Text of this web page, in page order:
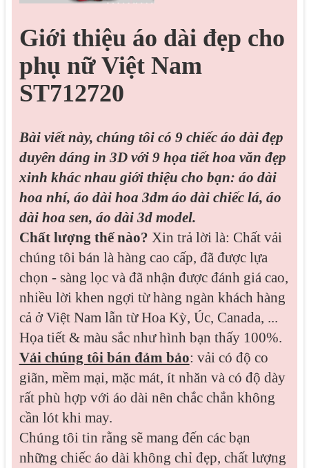
Giới thiệu áo dài đẹp cho
phụ nữ Việt Nam
ST712720
Bài viết này, chúng tôi có 9 chiếc áo dài đẹp
duyên dáng in 3D với 9 họa tiết hoa văn đẹp
xinh khác nhau giới thiệu cho bạn: áo dài
hoa nhí, áo dài hoa 3dm áo dài chiếc lá, áo
dài hoa sen, áo dài 3d model.
Chất lượng thế nào? Xin trả lời là: Chất vải
chúng tôi bán là hàng cao cấp, đã được lựa
chọn - sàng lọc và đã nhận được đánh giá cao,
nhiều lời khen ngợi từ hàng ngàn khách hàng
cả ở Việt Nam lẫn từ Hoa Kỳ, Úc, Canada, ...
Họa tiết & màu sắc như hình bạn thấy 100%.
Vải chúng tôi bán đảm bảo: vải có độ co
giãn, mềm mại, mặc mát, ít nhăn và có độ dày
rất phù hợp với áo dài nên chắc chắn không
cần lót khi may.
Chúng tôi tin rằng sẽ mang đến các bạn
những chiếc áo dài không chỉ đẹp, chất lượng